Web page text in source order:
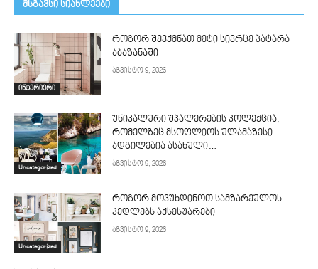
მსგავსი სიახლეები
ინტერიერი
როგორ შევქმნათ მეტი სივრცე პატარა
აბაზანაში
აგვისტო 9, 2026
Uncategorized
უნიკალური შპალერების კოლექცია,
რომელზეც მსოფლიოს ულამაზესი
ადგილებია ასახული…
აგვისტო 9, 2026
Uncategorized
როგორ მოვუხდინოთ სამზარეულოს
კედლებს აქსესუარები
აგვისტო 9, 2026